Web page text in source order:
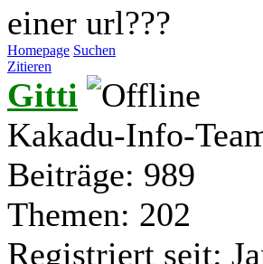
einer url???
Homepage Suchen
Zitieren
Gitti
Kakadu-Info-
Beiträge: 989
Themen: 202
Registriert seit: